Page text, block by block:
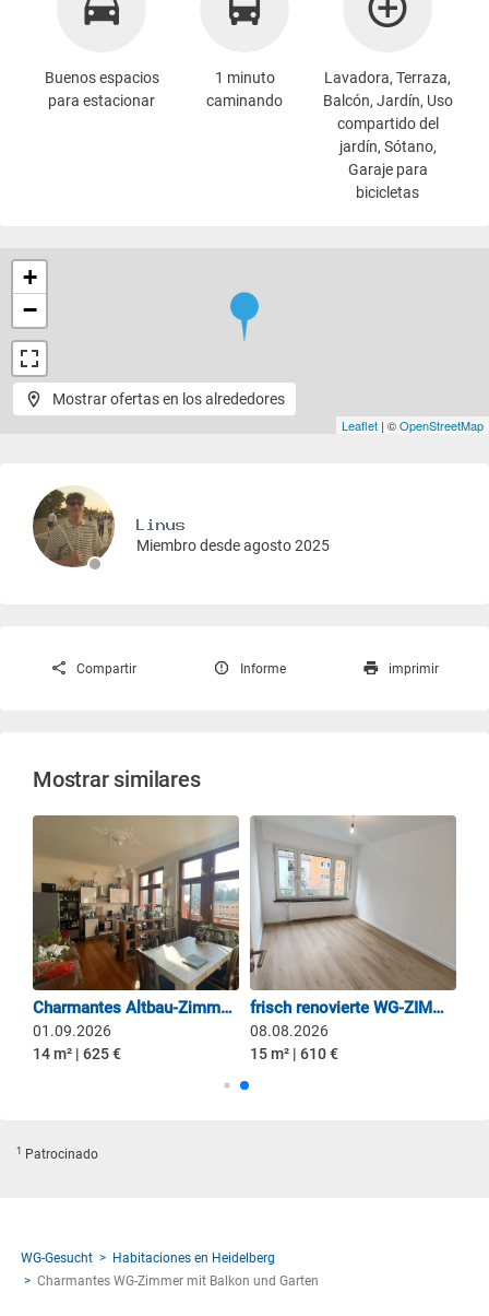
Buenos espacios
para estacionar
1 minuto
caminando
Lavadora, Terraza,
Balcón, Jardín, Uso
compartido del
jardín, Sótano,
Garaje para
bicicletas
+
−
Leaflet | ©OpenStreetMap
Mostrar ofertas en los alrededores
Miembro desde agosto 2025
Compartir Informe imprimir
Mostrar similares
Charmantes Altbau-Zimmer in 4er-WG mit 2 Balkonen – KEINE ZWISCHENMIETE
01.09.2026
14 m² | 625 €
frisch renovierte WG-ZIMMER in Heidelberg
08.08.2026
15 m² | 610 €
1 Patrocinado
WG-Gesucht
Habitaciones en Heidelberg
Charmantes WG-Zimmer mit Balkon und Garten